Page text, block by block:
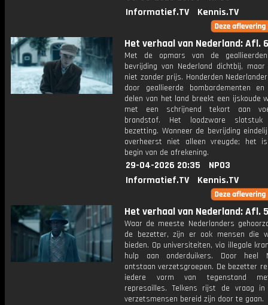
Informatief.TV
Kennis.TV
Het verhaal van Nederland: Afl. 6
Met de opmars van de
bevrijding van Nederland dichtbij,
niet zonder prijs. Honderden
door geallieerde bombardementen
delen van het land breekt een ijskoude
met een schrijnend tekort aan
brandstof. Het loodzware
bezetting. Wanneer de bevrijding
overheerst niet alleen vreugde; het
begin van de afrekening.
29-04-2026 20:35
NPO3
Informatief.TV
Kennis.TV
Het verhaal van Nederland: Afl. 5
Waar de meeste Nederlanders
de bezetter, zijn er ook mensen die
bieden. Op universiteiten, via illegale
hulp aan onderduikers. Door heel
ontstaan verzetsgroepen. De bezetter
iedere vorm van tegenstand
represailles. Telkens rijst de vraag in
verzetsmensen bereid zijn door te gaan.